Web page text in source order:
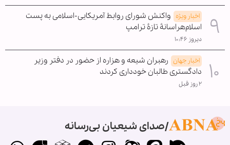
اخبار ویژه واکنش شورای روابط آمریکایی-اسلامی به پست
اسلام‌هراسانۀ تازۀ ترامپ
دیروز ۱۰:۴۶
اخبار جهان رهبران شیعه و هزاره از حضور در دفتر وزیر
دادگستری طالبان خودداری کردند
۲ روز قبل
صدای شیعیان بی‌رسانه